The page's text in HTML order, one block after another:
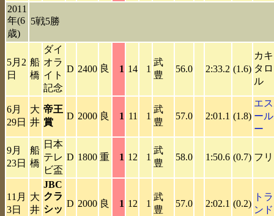
2011
年(6
歳)
5戦5勝
5月2
日
船
橋
ダイ
オラ
イト
記念
D 2400 良 1 14 1
武
豊
56.0 2:33.2 (1.6)
カ
タ
ル
6月
29日
大
井
帝王
賞
D 2000 良 1 11 1
武
豊
57.0 2:01.1 (1.8)
エ
ー
ー
9月
23日
船
橋
日本
テレ
ビ盃
D 1800 重 1 12 1
武
豊
58.0 1:50.6 (0.7) フ
11月
3日
大
井
JBC
クラ
シッ
D 2000 良 1 12 1
武
豊
57.0 2:02.1 (0.2)
ト
ンド